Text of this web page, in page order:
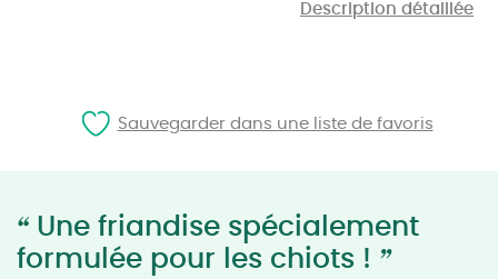
Description détaillée
“ Une friandise spécialement
formulée pour les chiots ! ”
Sauvegarder dans une liste de favoris